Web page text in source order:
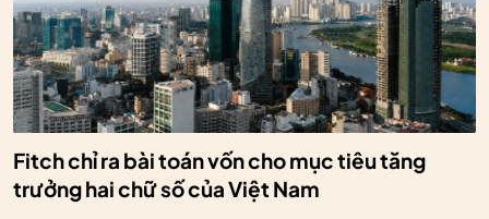
Fitch chỉ ra bài toán vốn cho mục tiêu tăng
trưởng hai chữ số của Việt Nam